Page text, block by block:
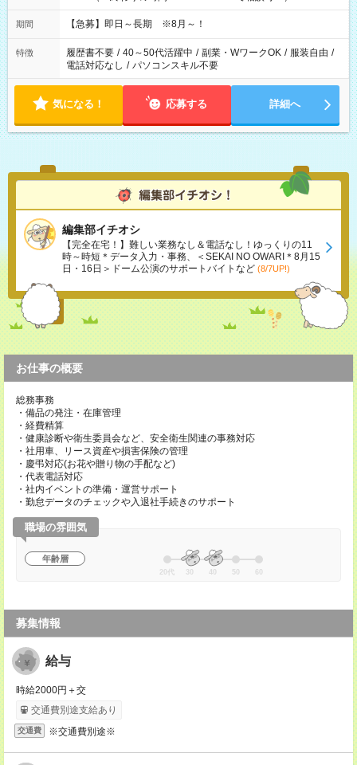
期間 【急募】即日～長期 ※8月～！
特徴 履歴書不要 / 40～50代活躍中 / 副業・WワークOK / 服装自由 /
電話対応なし / パソコンスキル不要
気になる！ 応募する 詳細へ
編集部イチオシ
【完全在宅！】難しい業務なし＆電話なし！ゆっくりの11
時～時短＊データ入力・事務、＜SEKAI NO OWARI＊8月15
日・16日＞ドーム公演のサポートバイトなど (8/7UP!)
お仕事の概要
総務事務
・備品の発注・在庫管理
・経費精算
・健康診断や衛生委員会など、安全衛生関連の事務対応
・社用車、リース資産や損害保険の管理
・慶弔対応(お花や贈り物の手配など)
・代表電話対応
・社内イベントの準備・運営サポート
・勤怠データのチェックや入退社手続きのサポート
職場の雰囲気
年齢層
20代 30 40 50 60
募集情報
給与
時給2000円＋交
交通費別途支給あり
交通費 ※交通費別途※